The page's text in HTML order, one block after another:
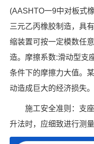
(AASHTO一9中对板式
三元乙丙橡胶制造，具
缩装置可按一定模数任
造。摩擦系数:滑动型支
条件下的摩擦力大值。
动造成巨大的经济损失
施工安全准则：支
升法时，应细致进行测